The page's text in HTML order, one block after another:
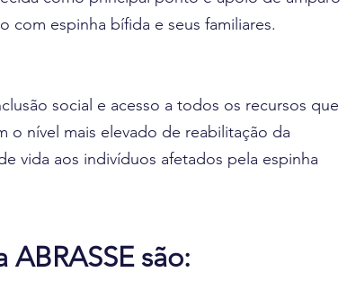
com espinha bífida e seus familiares.
social e acesso a todos os recursos que
o nível mais elevado de reabilitação da
vida aos indivíduos afetados pela espinha
são: